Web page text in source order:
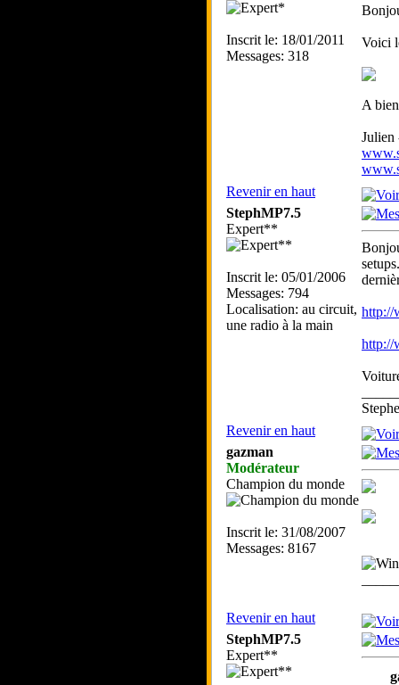
Inscrit le: 18/01/2011
Messages: 318
Voici
A
Revenir en haut
StephMP7.5
Expert**
Inscrit le: 05/01/2006
Messages: 794
Localisation: au circuit,
une radio à la main
http://
http://
Revenir en haut
gazman
Modérateur
Champion du monde
Inscrit le: 31/08/2007
Messages: 8167
Revenir en haut
StephMP7.5
Expert**